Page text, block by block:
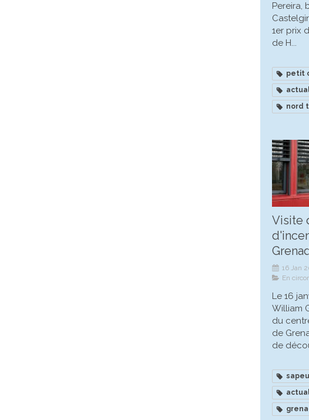
Pereira,
1er prix
de H...
petit
nord
Visite
16 Jan
En
Le 16
William
du
de
de